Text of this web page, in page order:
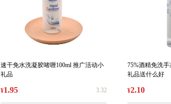
速干免水洗凝胶啫喱100ml 推广活动小
礼品
¥1.95 3.32
75%酒精免洗
礼品送什么好
¥2.10